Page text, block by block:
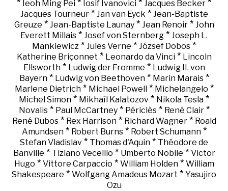
* Ieoh Ming Pei * Iosif Ivanovici * Jacques Becker *
Jacques Tourneur* Jan van Eyck * Jean-Baptiste
Greuze * Jean-Baptiste Launay* Jean Renoir* John
Everett Millais * Josef von Sternberg * Joseph L.
Mankiewicz * Jules Verne * József Dobos *
Katherine Briçonnet * Leonardo da Vinci* Lincoln
Ellsworth* Ludwig der Fromme * Ludwig II. von
Bayern* Ludwig von Beethoven* Marin Marais*
Marlene Dietrich* Michael Powell * Michelangelo *
Michel Simon * Mikhaïl Kalatozov * Nikola Tesla *
Novalis* Paul McCartney* Périclès* René Clair*
René Dubos* Rex Harrison* Richard Wagner* Roald
Amundsen* Robert Burns* Robert Schumann*
Stefan Vladislav * Thomas d'Aquin * Théodore de
Banville * Tiziano Vecellio * Umberto Nobile * Victor
Hugo * Vittore Carpaccio * William Holden* William
Shakespeare * Wolfgang Amadeus Mozart * Yasujiro
Ozu